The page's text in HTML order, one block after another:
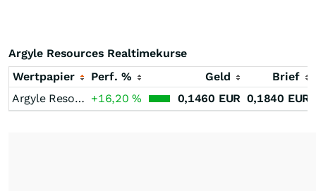
Argyle Resources Realtimekurse
Wertpapier
Perf. % Geld
Brief
Argyle Resources +16,20% 0,1460 EUR 0,1840 EUR